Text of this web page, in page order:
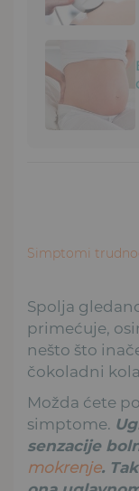
Simptomi
Spolja
primećuje,
nešto što
čokoladni
Možda ćete
simptome.
senzacije
mokrenje.